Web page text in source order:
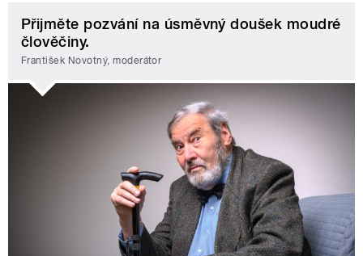
Přijměte pozvání na úsměvný doušek moudré
člověčiny.
František Novotný, moderátor